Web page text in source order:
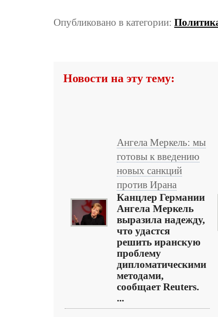
Опубликовано в категории:
Новости на эту тему:
Ангела Меркель: мы
готовы к введению
новых санкций
против Ирана
Канцлер Германии
Ангела Меркель
выразила надежду,
что удастся
решить иранскую
проблему
дипломатическими
методами,
сообщает Reuters.
...